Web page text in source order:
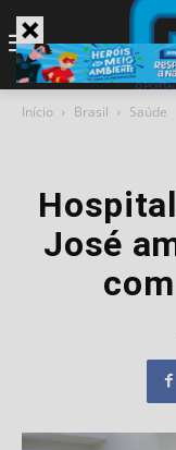
Início Brasil Saúde
José